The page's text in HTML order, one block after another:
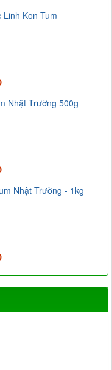
Kon Tum
Nhật Trường 500g
Nhật Trường - 1kg